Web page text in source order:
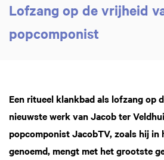
Lofzang op de vrijheid
popcomponist
Een ritueel klankbad als lofzang op
nieuwste werk van Jacob ter
popcomponist JacobTV, zoals hij
genoemd, mengt met het grootste